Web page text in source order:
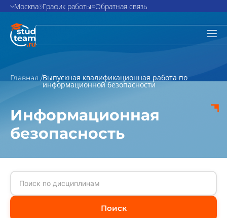
Москва График работы Обратная связь
Главная /Выпускная квалификационная работа по
информационной безопасности
Информационная
безопасность
Поиск